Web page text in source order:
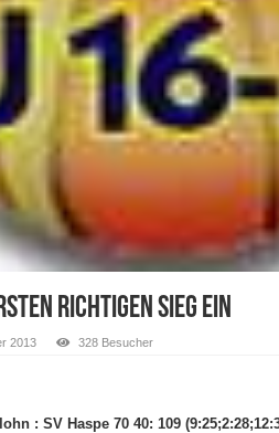
richtigen Sieg ein
2013 328 Besucher
: SV Haspe 70 40: 109